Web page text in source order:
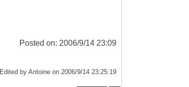
Posted on: 2006/9/14 23:09
Edited by Antoine on 2006/9/14 23:25:19